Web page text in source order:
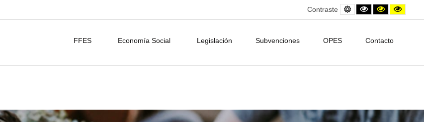
Contraste
Default
contrast
Black
and
Contraste
amarillo/
FFES Economía Social Legislación Subvenciones OPES Contacto